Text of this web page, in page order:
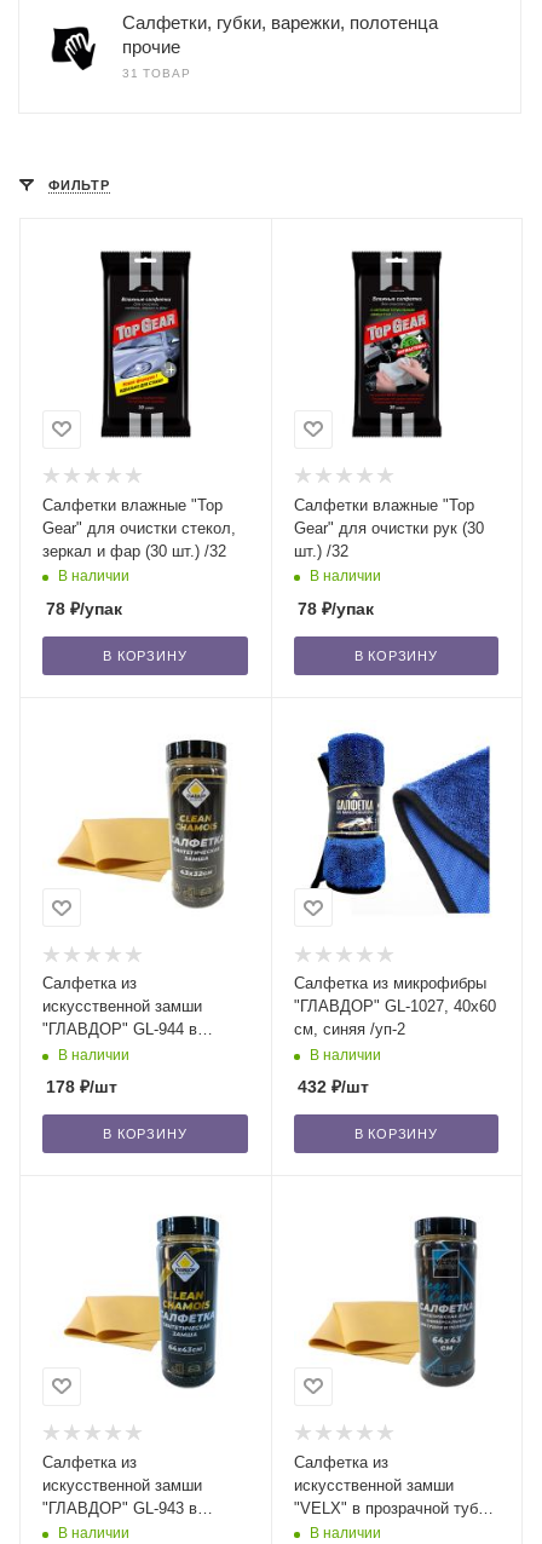
Салфетки, губки, варежки, полотенца
прочие
31 ТОВАР
ФИЛЬТР
Салфетки влажные "Top
Gear" для очистки стекол,
зеркал и фар (30 шт.) /32
В наличии
78 ₽/упак
В КОРЗИНУ
Салфетки влажные "Top
Gear" для очистки рук (30
шт.) /32
В наличии
78₽/упак
В КОРЗИНУ
Салфетка из
искусственной замши
"ГЛАВДОР" GL-944 в
прозрачной тубе, 43х32
см/85
В наличии
178 ₽/шт
В КОРЗИНУ
Салфетка из микрофибры
"ГЛАВДОР" GL-1027, 40х60
см, синяя /уп-2
В наличии
432₽/шт
В КОРЗИНУ
Салфетка из
искусственной замши
"ГЛАВДОР" GL-943 в
прозрачной тубе, 64x43 см
В наличии
Салфетка из
искусственной замши
"VELX" в прозрачной тубе,
64x43 см /85
В наличии